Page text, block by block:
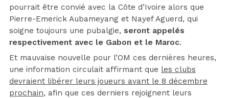
pourrait être convié avec la Côte d’Ivoire alors que
Pierre-Emerick Aubameyang et Nayef Aguerd, qui
soigne toujours une pubalgie, seront appelés
respectivement avec le Gabon et le Maroc.
Et mauvaise nouvelle pour l’OM ces dernières heures,
une information circulait affirmant que les clubs
devraient libérer leurs joueurs avant le 8 décembre
prochain, afin que ces derniers rejoignent leurs